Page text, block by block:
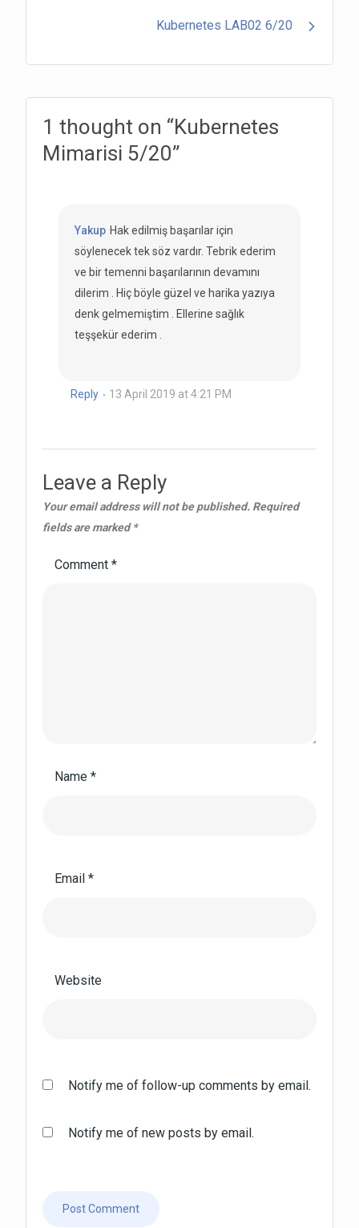
navigationKubernetes LAB02 6/20
1 thought on “Kubernetes
Mimarisi 5/20”
Yakup Hak edilmiş başarılar için
söylenecek tek söz vardır. Tebrik ederim
ve bir temenni başarılarının devamını
dilerim . Hiç böyle güzel ve harika yazıya
denk gelmemiştim . Ellerine sağlık
teşşekür ederim .
Reply 13 April 2019 at 4:21 PM
Leave a Reply
Your email address will not be published. Required
fields are marked*
Comment*
Name*
Email*
Website
Notify me of follow-up comments by email.
Notify me of new posts by email.